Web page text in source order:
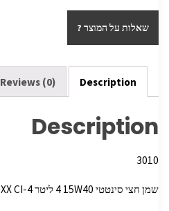
b
o
o
k
tt
er
ar
e
שאלות על המוצר ?
Description
Reviews (0)
Description
3010
שמן חצי סינטטי 15W40 ‏4 ליטר CI-4 ‏KIXX